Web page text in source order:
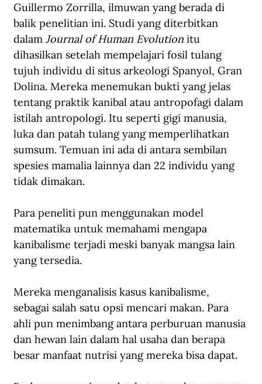
Guillermo Zorrilla, ilmuwan yang berada di
balik penelitian ini. Studi yang diterbitkan
dalam Journal of Human Evolution itu
dihasilkan setelah mempelajari fosil tulang
tujuh individu di situs arkeologi Spanyol, Gran
Dolina. Mereka menemukan bukti yang jelas
tentang praktik kanibal atau antropofagi dalam
istilah antropologi. Itu seperti gigi manusia,
luka dan patah tulang yang memperlihatkan
sumsum. Temuan ini ada di antara sembilan
spesies mamalia lainnya dan 22 individu yang
tidak dimakan.
Para peneliti pun menggunakan model
matematika untuk memahami mengapa
kanibalisme terjadi meski banyak mangsa lain
yang tersedia.
Mereka menganalisis kasus kanibalisme,
sebagai salah satu opsi mencari makan. Para
ahli pun menimbang antara perburuan manusia
dan hewan lain dalam hal usaha dan berapa
besar manfaat nutrisi yang mereka bisa dapat.